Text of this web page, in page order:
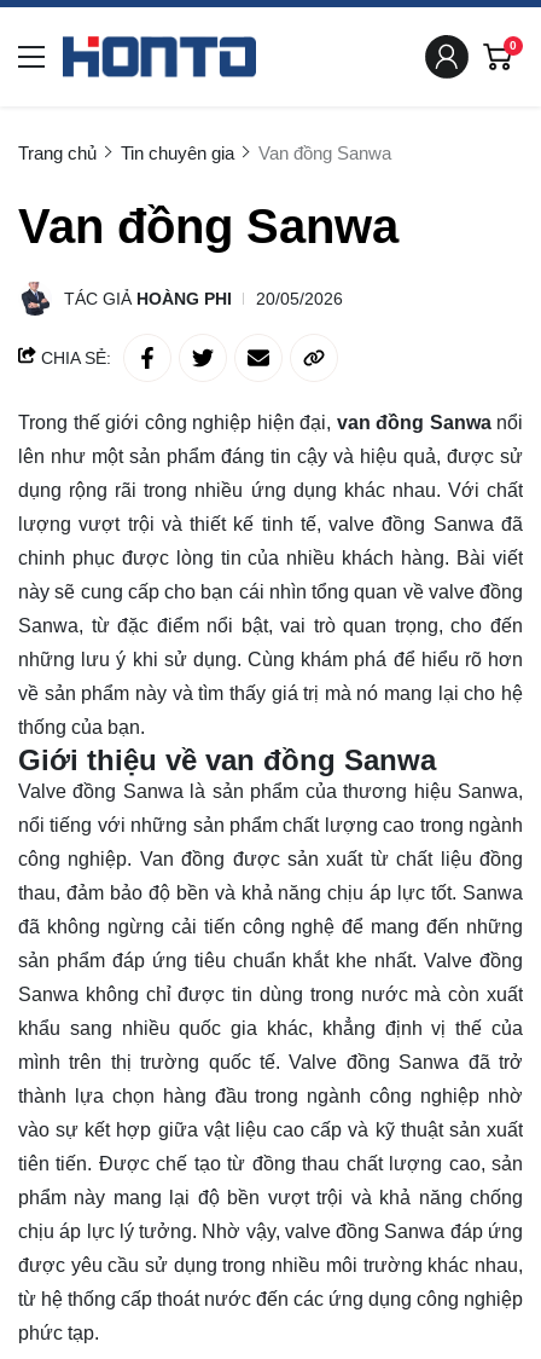
0
Trang chủ Tin chuyên gia Van đồng Sanwa
Van đồng Sanwa
TÁC GIẢ HOÀNG PHI 20/05/2026
CHIA SẺ:
Trong thế giới công nghiệp hiện đại, van đồng Sanwanổi
lên như một sản phẩm đáng tin cậy và hiệu quả, được sử
dụng rộng rãi trong nhiều ứng dụng khác nhau. Với chất
lượng vượt trội và thiết kế tinh tế, valve đồng Sanwa đã
chinh phục được lòng tin của nhiều khách hàng. Bài viết
này sẽ cung cấp cho bạn cái nhìn tổng quan về valve đồng
Sanwa, từ đặc điểm nổi bật, vai trò quan trọng, cho đến
những lưu ý khi sử dụng. Cùng khám phá để hiểu rõ hơn
về sản phẩm này và tìm thấy giá trị mà nó mang lại cho hệ
thống của bạn.
Giới thiệu về van đồng Sanwa
Valve đồng Sanwa là sản phẩm của thương hiệu Sanwa,
nổi tiếng với những sản phẩm chất lượng cao trong ngành
công nghiệp. Van đồng được sản xuất từ chất liệu đồng
thau, đảm bảo độ bền và khả năng chịu áp lực tốt. Sanwa
đã không ngừng cải tiến công nghệ để mang đến những
sản phẩm đáp ứng tiêu chuẩn khắt khe nhất. Valve đồng
Sanwa không chỉ được tin dùng trong nước mà còn xuất
khẩu sang nhiều quốc gia khác, khẳng định vị thế của
mình trên thị trường quốc tế. Valve đồng Sanwa đã trở
thành lựa chọn hàng đầu trong ngành công nghiệp nhờ
vào sự kết hợp giữa vật liệu cao cấp và kỹ thuật sản xuất
tiên tiến. Được chế tạo từ đồng thau chất lượng cao, sản
phẩm này mang lại độ bền vượt trội và khả năng chống
chịu áp lực lý tưởng. Nhờ vậy, valve đồng Sanwa đáp ứng
được yêu cầu sử dụng trong nhiều môi trường khác nhau,
từ hệ thống cấp thoát nước đến các ứng dụng công nghiệp
phức tạp.